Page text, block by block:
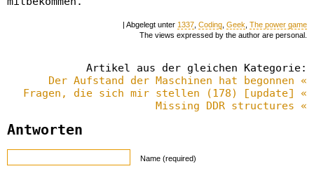
| Abgelegt unter 1337 Coding Geek The power game
The views expressed by the author are personal.
Artikel aus der gleichen Kategorie:
Der Aufstand der Maschinen hat begonnen «
Fragen, die sich mir stellen (178) [update] «
Missing DDR structures «
Antworten
Name (required)